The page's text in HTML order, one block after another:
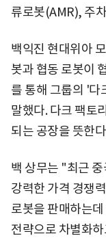
류로봇(AMR), 주
백익진 현대위아
봇과 협동 로봇이
를 통해 그룹의 '
말했다. 다크 팩토
되는 공장을 뜻한
백 상무는 "최근
강력한 가격 경쟁
로봇을 판매하는
전략으로 차별화